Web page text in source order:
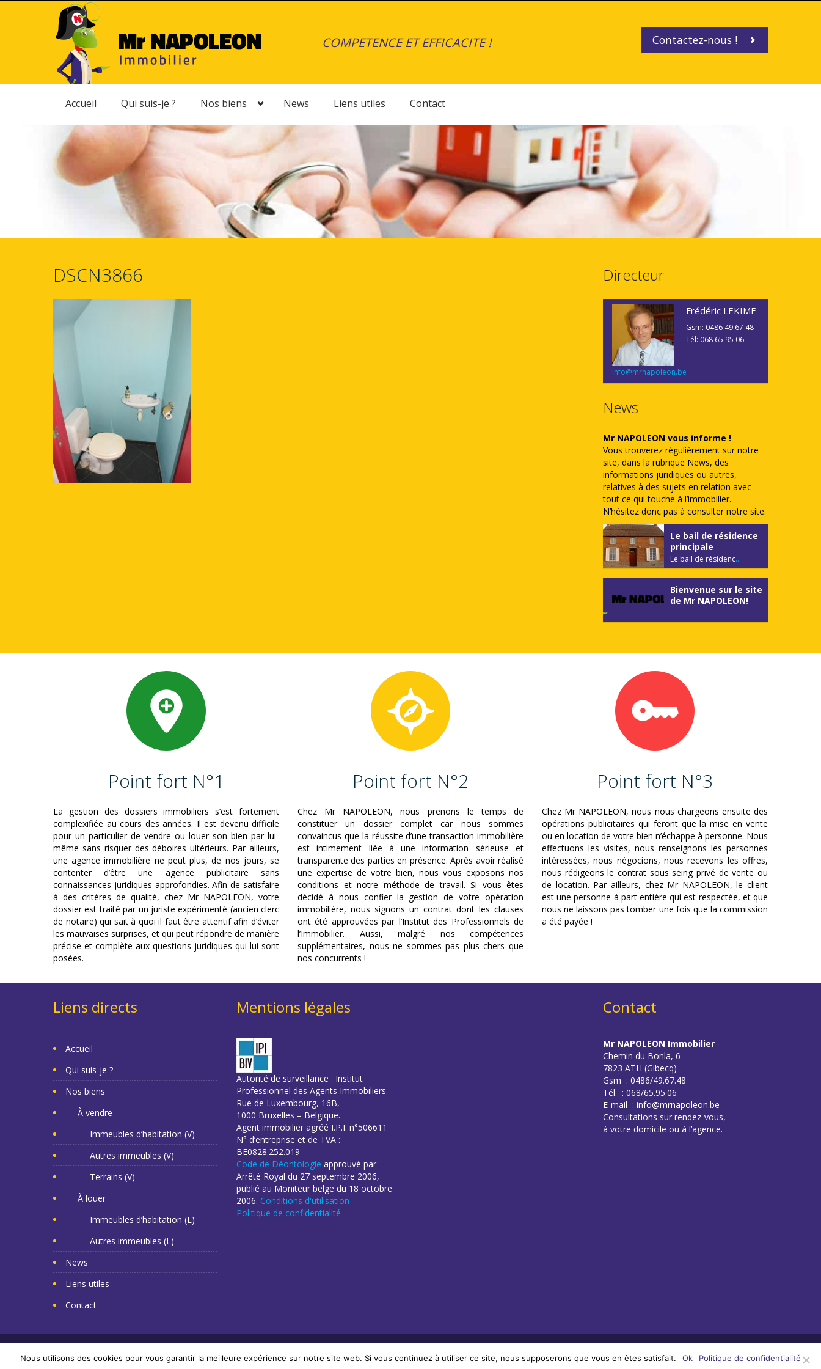
COMPETENCE ET EFFICACITE ! Contactez-nous !
Accueil Qui suis-je ? Nos biens News Liens utiles Contact
DSCN3866 Directeur
Frédéric LEKIME
Gsm: 0486 49 67 48
Tél: 068 65 95 06
info@mrnapoleon.be
News
Mr NAPOLEON vous informe !
Vous trouverez régulièrement sur notre
site, dans la rubrique News, des
informations juridiques ou autres,
relatives à des sujets en relation avec
tout ce qui touche à l’immobilier.
N’hésitez donc pas à consulter notre site.
Le bail de résidence
principale
Le bail de résidenc...
Bienvenue sur le site
de Mr NAPOLEON!
Point fort N°1
La gestion des dossiers immobiliers s’est fortement
complexifiée au cours des années. Il est devenu difficile
pour un particulier de vendre ou louer son bien par lui-
même sans risquer des déboires ultérieurs. Par ailleurs,
une agence immobilière ne peut plus, de nos jours, se
contenter d’être une agence publicitaire sans
connaissances juridiques approfondies. Afin de satisfaire
à des critères de qualité, chez Mr NAPOLEON, votre
dossier est traité par un juriste expérimenté (ancien clerc
de notaire) qui sait à quoi il faut être attentif afin d’éviter
les mauvaises surprises, et qui peut répondre de manière
précise et complète aux questions juridiques qui lui sont
posées.
Point fort N°2
Chez Mr NAPOLEON, nous prenons le temps de
constituer un dossier complet car nous sommes
convaincus que la réussite d’une transaction immobilière
est intimement liée à une information sérieuse et
transparente des parties en présence. Après avoir réalisé
une expertise de votre bien, nous vous exposons nos
conditions et notre méthode de travail. Si vous êtes
décidé à nous confier la gestion de votre opération
immobilière, nous signons un contrat dont les clauses
ont été approuvées par l’Institut des Professionnels de
l’Immobilier. Aussi, malgré nos compétences
supplémentaires, nous ne sommes pas plus chers que
nos concurrents !
Point fort N°3
Chez Mr NAPOLEON, nous nous chargeons ensuite des
opérations publicitaires qui feront que la mise en vente
ou en location de votre bien n’échappe à personne. Nous
effectuons les visites, nous renseignons les personnes
intéressées, nous négocions, nous recevons les offres,
nous rédigeons le contrat sous seing privé de vente ou
de location. Par ailleurs, chez Mr NAPOLEON, le client
est une personne à part entière qui est respectée, et que
nous ne laissons pas tomber une fois que la commission
a été payée !
Liens directs
Accueil
Qui suis-je ?
Nos biens
À vendre
Immeubles d’habitation (V)
Autres immeubles (V)
Terrains (V)
À louer
Immeubles d’habitation (L)
Autres immeubles (L)
News
Liens utiles
Contact
Mentions légales
Autorité de surveillance : Institut
Professionnel des Agents Immobiliers
Rue de Luxembourg, 16B,
1000 Bruxelles – Belgique.
Agent immobilier agréé I.P.I. n°506611
N° d’entreprise et de TVA :
BE0828.252.019
Code de Déontologie approuvé par
Arrêté Royal du 27 septembre 2006,
publié au Moniteur belge du 18 octobre
2006. Conditions d'utilisation
Politique de confidentialité
Contact
Mr NAPOLEON Immobilier
Chemin du Bonla, 6
7823 ATH (Gibecq)
Gsm : 0486/49.67.48
Tél. : 068/65.95.06
E-mail : info@mrnapoleon.be
Consultations sur rendez-vous,
à votre domicile ou à l’agence.
Copyright Mr Napoléon 2014. Tous droits réservés. -Création de sites Internet | ProduWeb
Nous utilisons des cookies pour vous garantir la meilleure expérience sur notre site web. Si vous continuez à utiliser ce site, nous supposerons que vous en êtes satisfait. Ok Politique de confidentialité